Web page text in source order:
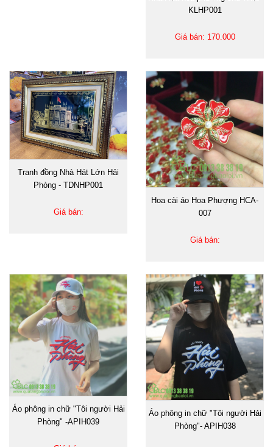
KLHP001
Giá bán: 170.000
Tranh đồng Nhà Hát Lớn Hải
Phòng - TDNHP001
Giá bán:
Hoa cài áo Hoa Phượng HCA-
007
Giá bán:
Áo phông in chữ "Tôi người Hải
Phòng" -APIH039
Áo phông in chữ "Tôi người Hải
Phòng"- APIH038